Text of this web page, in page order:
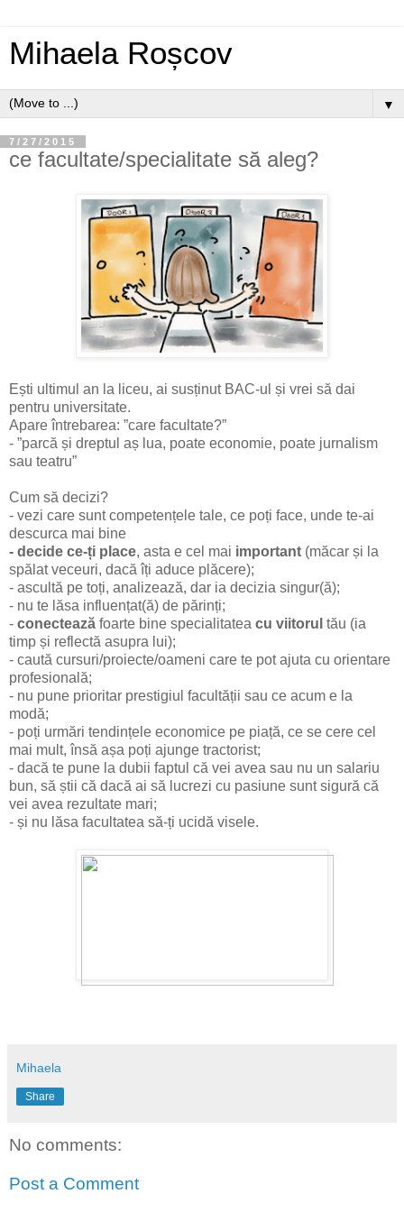
Mihaela Roșcov
▼
7/27/2015
ce facultate/specialitate să aleg?
Ești ultimul an la liceu, ai susținut BAC-ul și vrei să dai
pentru universitate.
Apare întrebarea: ”care facultate?”
- ”parcă și dreptul aș lua, poate economie, poate jurnalism
sau teatru”
Cum să decizi?
- vezi care sunt competențele tale, ce poți face, unde te-ai
descurca mai bine
- decide ce-ți place, asta e cel mai important (măcar și la
spălat veceuri, dacă îți aduce plăcere);
- ascultă pe toți, analizează, dar ia decizia singur(ă);
- nu te lăsa influențat(ă) de părinți;
- conectează foarte bine specialitatea cu viitorul tău (ia
timp și reflectă asupra lui);
- caută cursuri/proiecte/oameni care te pot ajuta cu orientare
profesională;
- nu pune prioritar prestigiul facultății sau ce acum e la
modă;
- poți urmări tendințele economice pe piață, ce se cere cel
mai mult, însă așa poți ajunge tractorist;
- dacă te pune la dubii faptul că vei avea sau nu un salariu
bun, să știi că dacă ai să lucrezi cu pasiune sunt sigură că
vei avea rezultate mari;
- și nu lăsa facultatea să-ți ucidă visele.
Mihaela
Share
No comments:
Post a Comment